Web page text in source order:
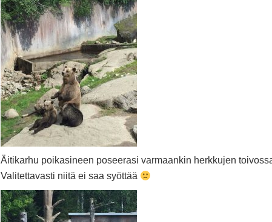
Äitikarhu poikasineen poseerasi varmaankin herkkujen
Valitettavasti niitä ei saa syöttää